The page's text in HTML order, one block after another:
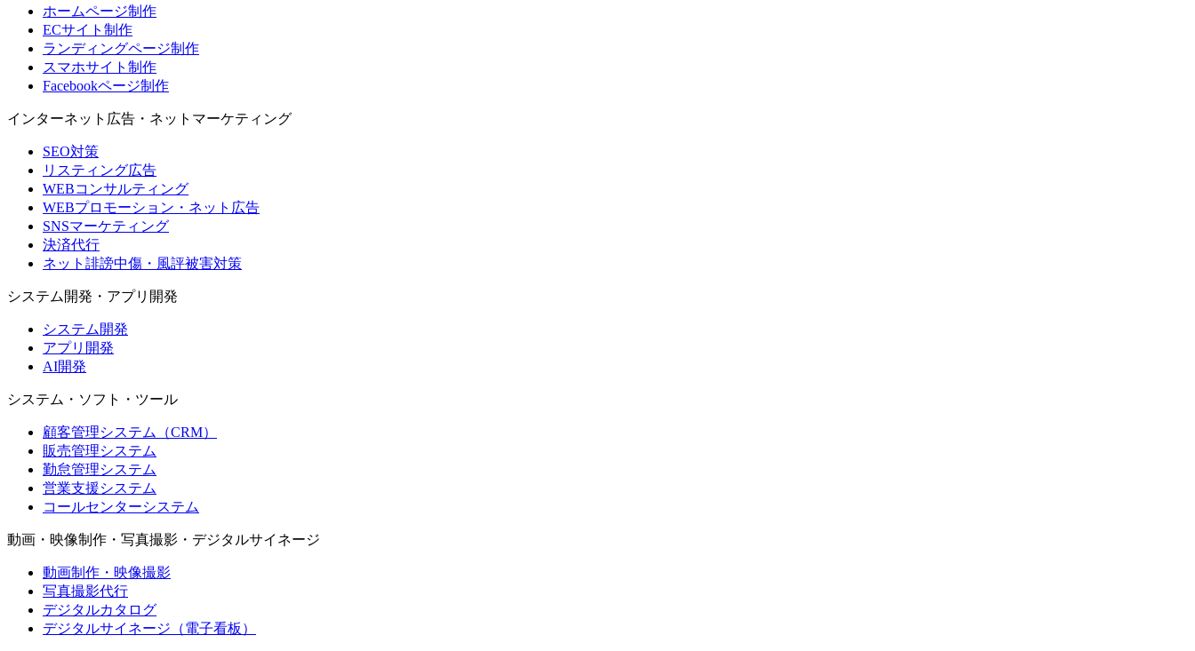
ホームページ制作
ECサイト制作
ランディングページ制作
スマホサイト制作
Facebookページ制作
インターネット広告・ネットマーケティング
SEO対策
リスティング広告
WEBコンサルティング
WEBプロモーション・ネット広告
SNSマーケティング
決済代行
ネット誹謗中傷・風評被害対策
システム開発・アプリ開発
システム開発
アプリ開発
AI開発
システム・ソフト・ツール
顧客管理システム（CRM）
販売管理システム
勤怠管理システム
営業支援システム
コールセンターシステム
動画・映像制作・写真撮影・デジタルサイネージ
動画制作・映像撮影
写真撮影代行
デジタルカタログ
デジタルサイネージ（電子看板）